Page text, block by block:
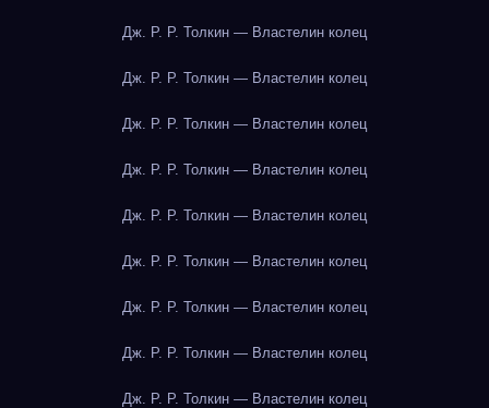
Дж. Р. Р. Толкин — Властелин колец
Дж. Р. Р. Толкин — Властелин колец
Дж. Р. Р. Толкин — Властелин колец
Дж. Р. Р. Толкин — Властелин колец
Дж. Р. Р. Толкин — Властелин колец
Дж. Р. Р. Толкин — Властелин колец
Дж. Р. Р. Толкин — Властелин колец
Дж. Р. Р. Толкин — Властелин колец
Дж. Р. Р. Толкин — Властелин колец